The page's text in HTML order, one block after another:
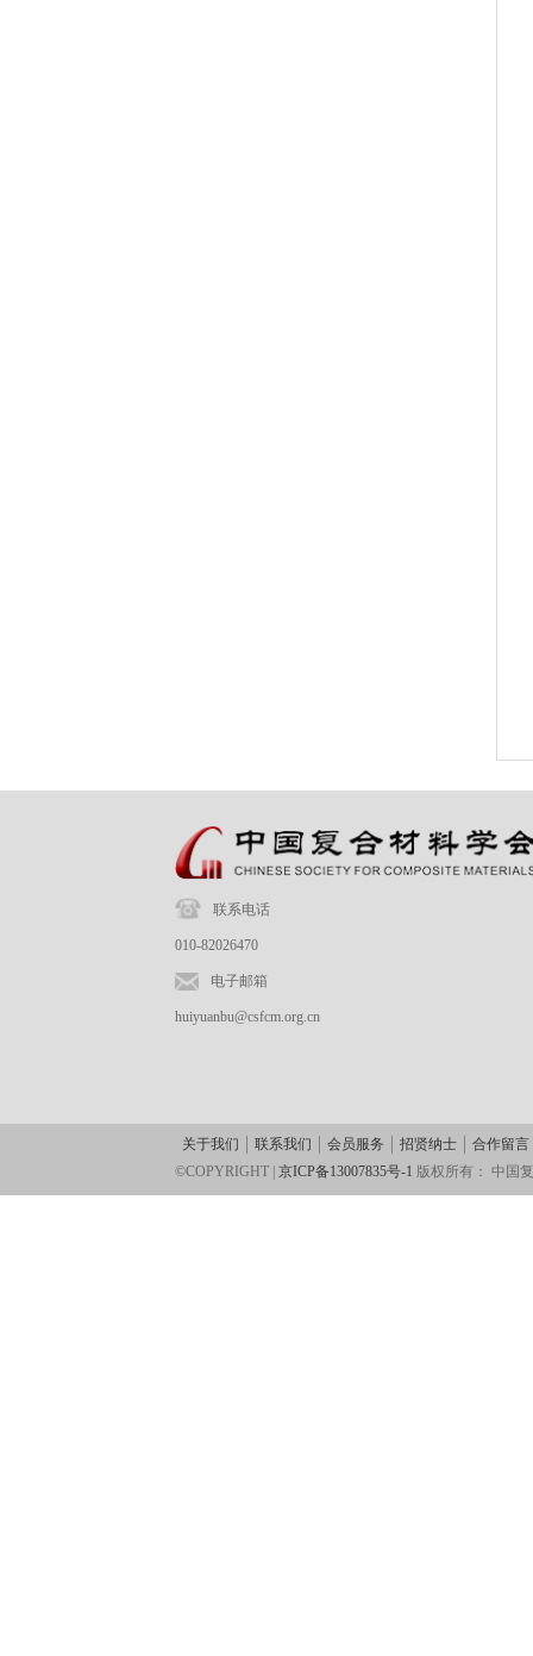
联系电话
010-82026470
电子邮箱
huiyuanbu@csfcm.org.cn
关于我们 联系我们 会员服务 招贤纳士
合作留言
©COPYRIGHT | 京ICP备13007835号-1 版权所有： 中国